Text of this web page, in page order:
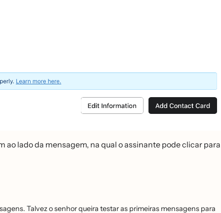
lado da mensagem, na qual o assinante pode clicar para
Talvez o senhor queira testar as primeiras mensagens para